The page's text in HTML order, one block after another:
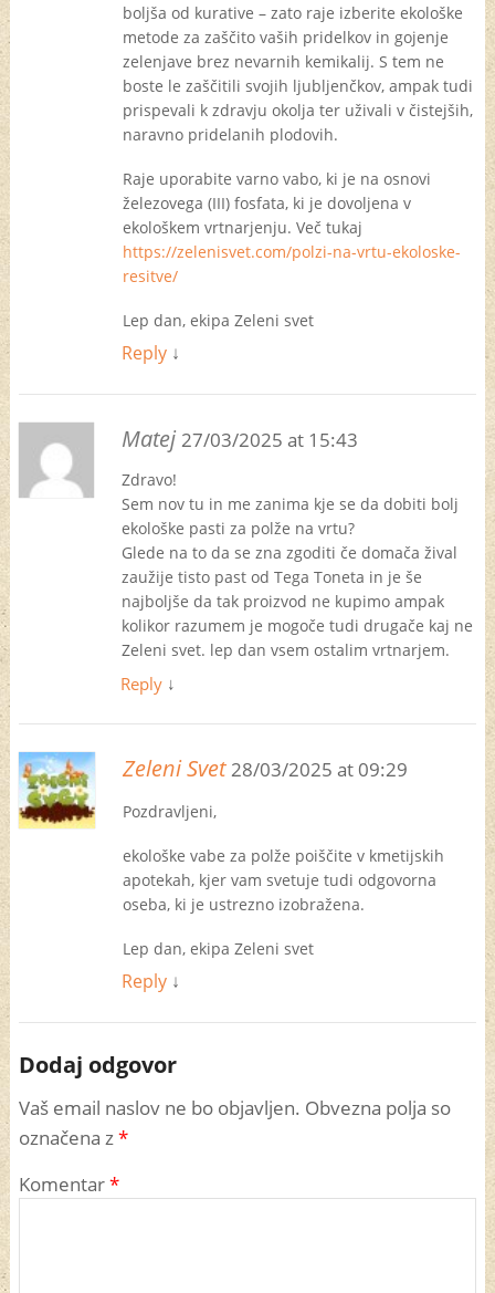
boljša od kurative – zato raje izberite ekološke
metode za zaščito vaših pridelkov in gojenje
zelenjave brez nevarnih kemikalij. S tem ne
boste le zaščitili svojih ljubljenčkov, ampak tudi
prispevali k zdravju okolja ter uživali v čistejših,
naravno pridelanih plodovih.
Raje uporabite varno vabo, ki je na osnovi
železovega (III) fosfata, ki je dovoljena v
ekološkem vrtnarjenju. Več tukaj
https://zelenisvet.com/polzi-na-vrtu-ekoloske-
resitve/
Lep dan, ekipa Zeleni svet
Reply ↓
Matej27/03/2025 at 15:43
Zdravo!
Sem nov tu in me zanima kje se da dobiti bolj
ekološke pasti za polže na vrtu?
Glede na to da se zna zgoditi če domača žival
zaužije tisto past od Tega Toneta in je še
najboljše da tak proizvod ne kupimo ampak
kolikor razumem je mogoče tudi drugače kaj ne
Zeleni svet. lep dan vsem ostalim vrtnarjem.
Reply ↓
Zeleni Svet 28/03/2025 at 09:29
Pozdravljeni,
ekološke vabe za polže poiščite v kmetijskih
apotekah, kjer vam svetuje tudi odgovorna
oseba, ki je ustrezno izobražena.
Lep dan, ekipa Zeleni svet
Reply ↓
Dodaj odgovor
Vaš email naslov ne bo objavljen. Obvezna polja so
označena z*
Komentar*